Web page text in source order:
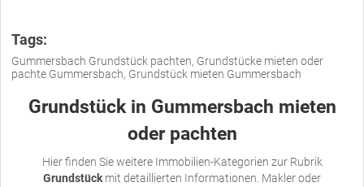
Tags:
Gummersbach Grundstück pachten, Grundstücke mieten oder
pachte Gummersbach, Grundstück mieten Gummersbach
Grundstück in Gummersbach mieten
oder pachten
Hier finden Sie weitere Immobilien-Kategorien zur Rubrik
Grundstück mit detaillierten Informationen. Makler oder